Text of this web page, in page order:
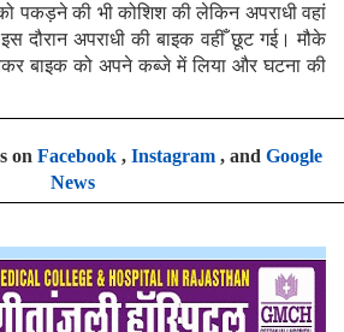
पकड़ने की भी कोशिश की लेकिन अपराधी वहां
दौरान अपराधी की बाइक वहीँ छूट गई। मौके
बाइक को अपने कब्जे में लिया और घटना की
on Facebook, Instagram, and Google
News